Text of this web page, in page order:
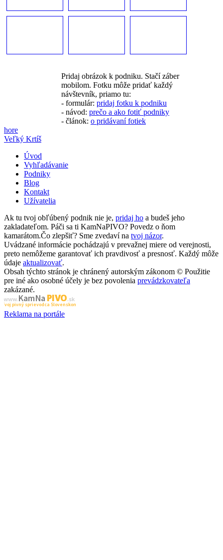
Pridaj obrázok k podniku. Stačí záber
mobilom. Fotku môže pridať každý
návštevník, priamo tu:
- formulár: pridaj fotku k podniku
- návod: prečo a ako fotiť podniky
- článok: o pridávaní fotiek
hore
Veľký Krtíš
Úvod
Vyhľadávanie
Podniky
Blog
Kontakt
Užívatelia
Ak tu tvoj obľúbený podnik nie je, pridaj ho a budeš jeho
zakladateľom. Páči sa ti KamNaPIVO? Povedz o ňom
kamarátom.Čo zlepšiť? Sme zvedaví na tvoj názor.
Uvádzané informácie pochádzajú v prevažnej miere od verejnosti,
preto nemôžeme garantovať ich pravdivosť a presnosť. Každý môže
údaje aktualizovať.
Obsah týchto stránok je chránený autorským zákonom © Použitie
pre iné ako osobné účely je bez povolenia prevádzkovateľa
zakázané.
www.Kam Na PIVO.sk
Tvoj pivný sprievodca Slovenskom
Reklama na portále